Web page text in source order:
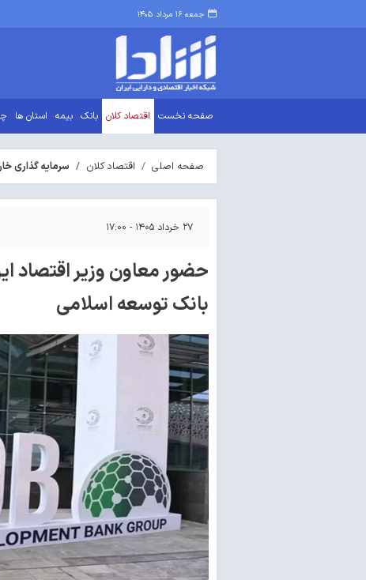
جمعه ۱۶ مرداد ۱۴۰۵
صفحه نخست اقتصاد کلان بانک بیمه استان ها
صفحه اصلی اقتصاد کلان سرمایه گذاری
۲۷ خرداد ۱۴۰۵ - ۱۷:۰۰
حضور معاون وزیر اقتصاد
بانک توسعه اسلامی